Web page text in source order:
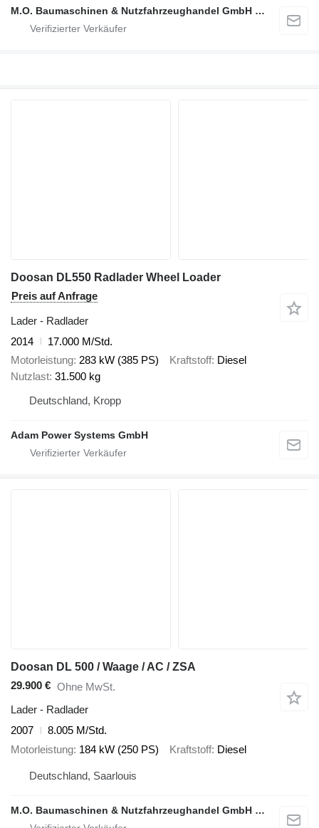
M.O. Baumaschinen & Nutzfahrzeughandel GmbH & CO.
Doosan DL550 Radlader Wheel Loader
Preis auf Anfrage
Lader - Radlader
2014
17.000 M/Std.
Motorleistung 283 kW (385 PS) Kraftstoff Diesel
Nutzlast 31.500 kg
Deutschland, Kropp
Adam Power Systems GmbH
Doosan DL 500 / Waage / AC / ZSA
29.900 € Ohne MwSt.
Lader - Radlader
2007
8.005 M/Std.
Motorleistung 184 kW (250 PS) Kraftstoff Diesel
Deutschland, Saarlouis
M.O. Baumaschinen & Nutzfahrzeughandel GmbH & CO.